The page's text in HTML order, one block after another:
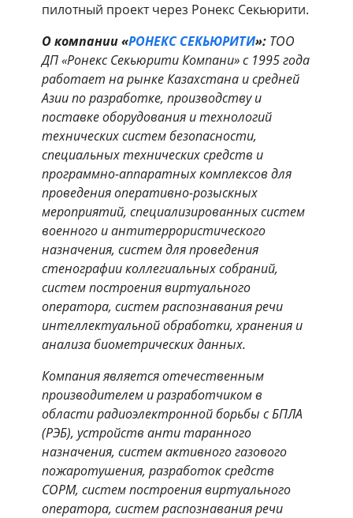
пилотный проект через Ронекс Секьюрити.
О компании «РОНЕКС СЕКЬЮРИТИ»: ТОО
ДП «Ронекс Секьюрити Компани» с 1995 года
работает на рынке Казахстана и средней
Азии по разработке, производству и
поставке оборудования и технологий
технических систем безопасности,
специальных технических средств и
программно-аппаратных комплексов для
проведения оперативно-розыскных
мероприятий, специализированных систем
военного и антитеррористического
назначения, систем для проведения
стенографии коллегиальных собраний,
систем построения виртуального
оператора, систем распознавания речи
интеллектуальной обработки, хранения и
анализа биометрических данных.
Компания является отечественным
производителем и разработчиком в
области радиоэлектронной борьбы с БПЛА
(РЭБ), устройств анти таранного
назначения, систем активного газового
пожаротушения, разработок средств
СОРМ, систем построения виртуального
оператора, систем распознавания речи